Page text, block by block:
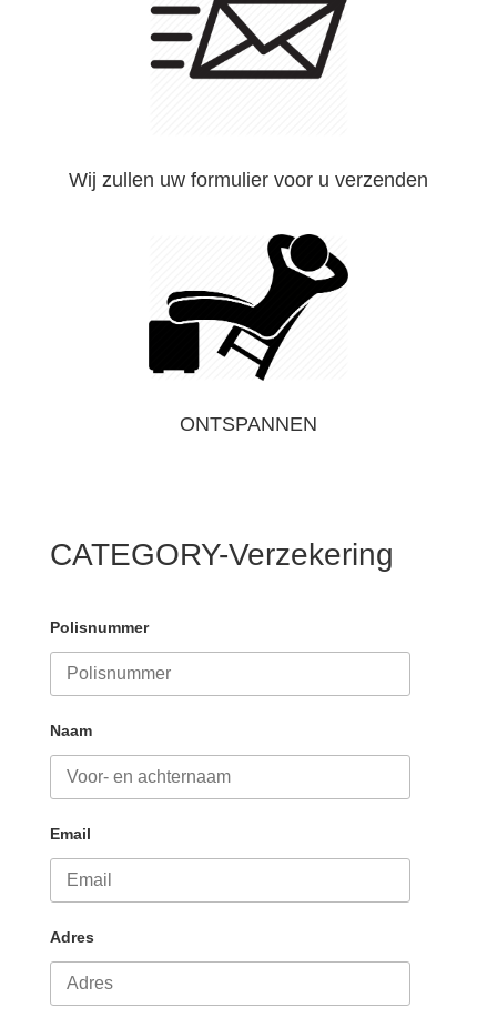
Wij zullen uw formulier voor u verzenden
ONTSPANNEN
CATEGORY-Verzekering
Polisnummer
Naam
Email
Adres